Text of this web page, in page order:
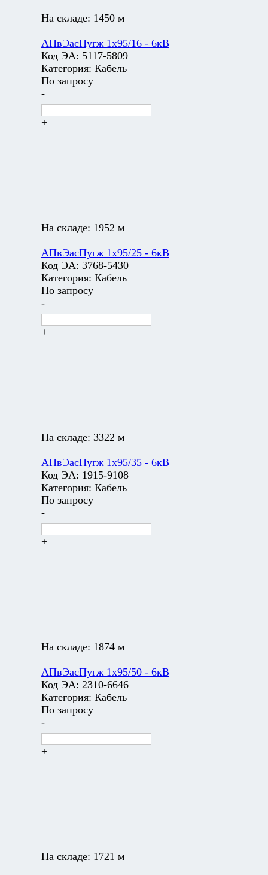
На складе: 1450 м
АПвЭасПугж 1х95/16 - 6кВ
Код ЭА: 5117-5809
Категория: Кабель
По запросу
-
+
На складе: 1952 м
АПвЭасПугж 1х95/25 - 6кВ
Код ЭА: 3768-5430
Категория: Кабель
По запросу
-
+
На складе: 3322 м
АПвЭасПугж 1х95/35 - 6кВ
Код ЭА: 1915-9108
Категория: Кабель
По запросу
-
+
На складе: 1874 м
АПвЭасПугж 1х95/50 - 6кВ
Код ЭА: 2310-6646
Категория: Кабель
По запросу
-
+
На складе: 1721 м